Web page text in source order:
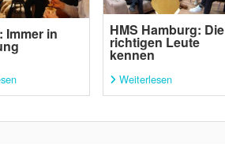
Immer in HMS Hamburg: Die
richtigen Leute
kennen
Weiterlesen